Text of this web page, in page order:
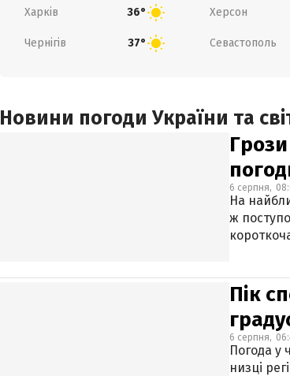
Харків 36° Херсон
Чернігів 37° Севастополь
Новини погоди України та
6 серпня,
На
ж
Пік
6 серпня,
Погода у
низці